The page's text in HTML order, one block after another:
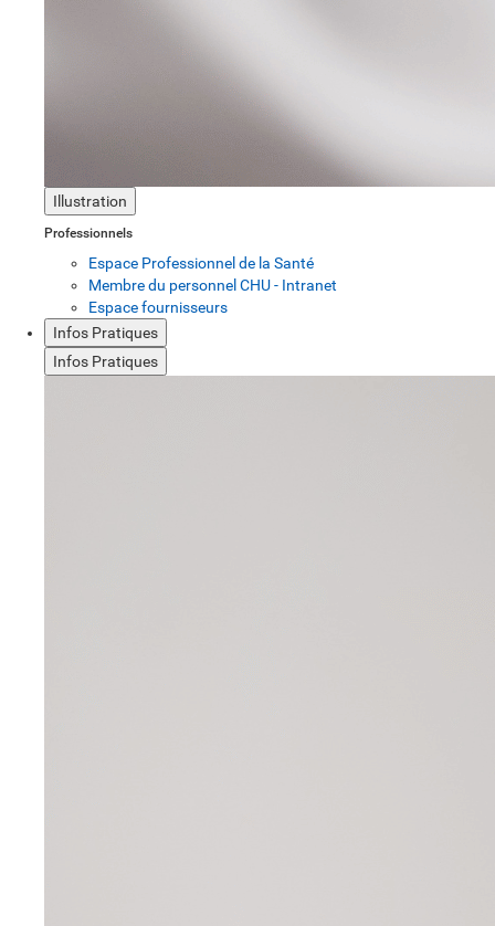
Illustration
Professionnels
Espace Professionnel de la Santé
Membre du personnel CHU - Intranet
Espace fournisseurs
Infos Pratiques
Infos Pratiques